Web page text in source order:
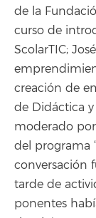
de la
curso de
ScolarTIC;
creación de
de Didáctica y
moderado
del programa
conversación
tarde de
ponentes